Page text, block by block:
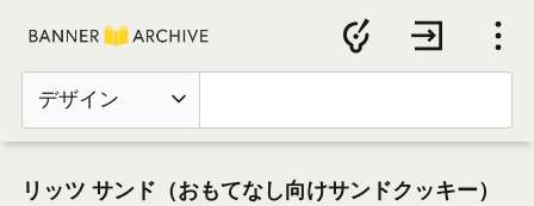
デザイン
リッツ サンド（おもてなし向けサンドクッキー）